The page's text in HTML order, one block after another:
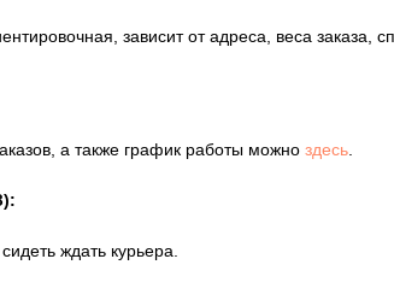
зависит от адреса, веса заказа,
а также график работы можно здесь
ждать курьера.